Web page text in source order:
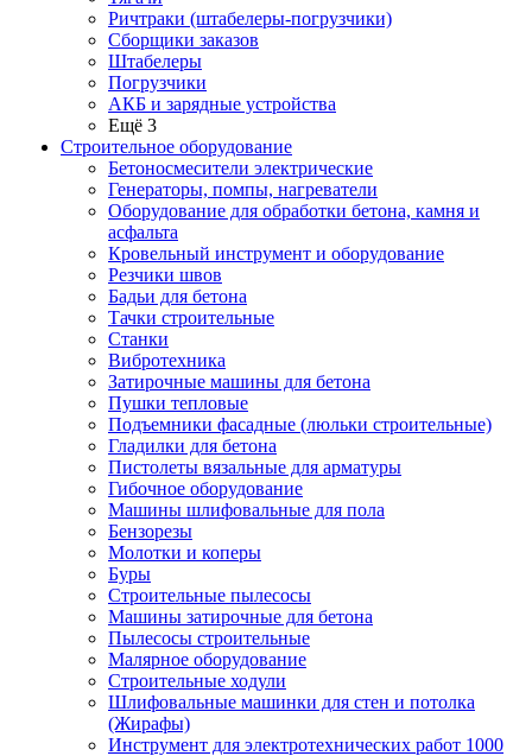
Ричтраки (штабелеры-погрузчики)
Сборщики заказов
Штабелеры
Погрузчики
АКБ и зарядные устройства
Ещё 3
Строительное оборудование
Бетоносмесители электрические
Генераторы, помпы, нагреватели
Оборудование для обработки бетона, камня и
асфальта
Кровельный инструмент и оборудование
Резчики швов
Бадьи для бетона
Тачки строительные
Станки
Вибротехника
Затирочные машины для бетона
Пушки тепловые
Подъемники фасадные (люльки строительные)
Гладилки для бетона
Пистолеты вязальные для арматуры
Гибочное оборудование
Машины шлифовальные для пола
Бензорезы
Молотки и коперы
Буры
Строительные пылесосы
Машины затирочные для бетона
Пылесосы строительные
Малярное оборудование
Строительные ходули
Шлифовальные машинки для стен и потолка
(Жирафы)
Инструмент для электротехнических работ 1000